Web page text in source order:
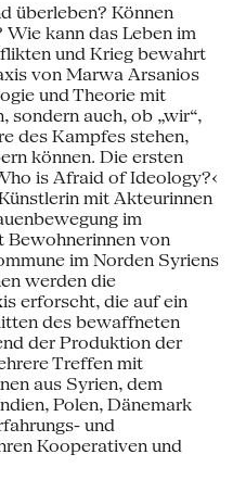
überleben? Können
kann das Leben im
und Krieg bewahrt
von Marwa Arsanios
und Theorie mit
sondern auch, ob „wir“,
des Kampfes stehen,
können. Die ersten
is Afraid of Ideology?‹
mit Akteurinnen
im
Bewohnerinnen von
im Norden Syriens
werden die
erforscht, die auf ein
des bewaffneten
der Produktion der
Treffen mit
aus Syrien, dem
Polen, Dänemark
und
Kooperativen und